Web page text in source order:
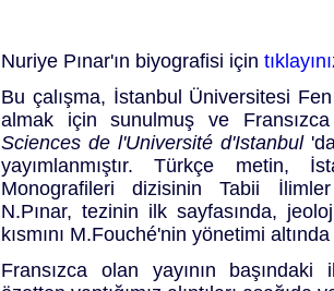
Nuriye Pınar'ın biyografisi için
Bu çalışma, İstanbul Üniversitesi
almak için sunulmuş ve
Sciences de l'Université d'Istanbul
yayımlanmıştır. Türkçe metin,
Monografileri dizisinin Tabii İlimler
N.Pınar, tezinin ilk sayfasında,
kısmını M.Fouché'nin yönetimi
Fransızca olan yayının